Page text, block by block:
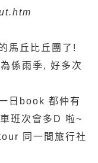
馬丘比丘團了!
係雨季, 好多次
日book 都仲有
班次會多D 啦~
同一間旅行社